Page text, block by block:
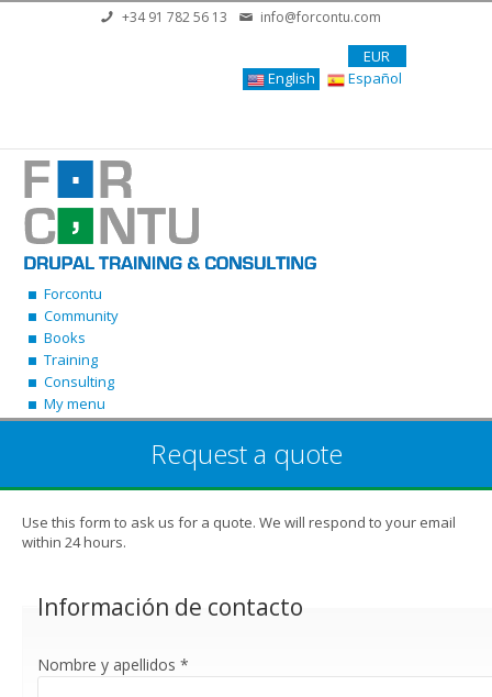
Skip to main content+34 91 782 56 13 info@forcontu.com
EUR
English
Español
Forcontu
Community
Books
Training
Consulting
My menu
Request a quote
Use this form to ask us for a quote. We will respond to your email
within 24 hours.
Información de contacto
Nombre y apellidos *